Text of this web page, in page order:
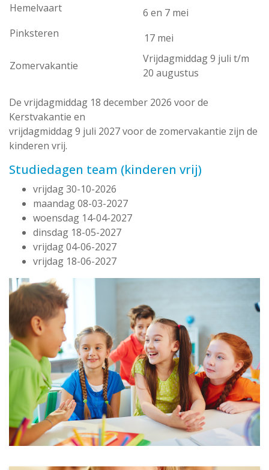
Hemelvaart
6 en 7 mei
Pinksteren
17 mei
Zomervakantie
Vrijdagmiddag 9 juli t/m
20 augustus
De vrijdagmiddag 18 december 2026 voor de
Kerstvakantie en
vrijdagmiddag 9 juli 2027 voor de zomervakantie zijn de
kinderen vrij.
Studiedagen team (kinderen vrij)
vrijdag 30-10-2026
maandag 08-03-2027
woensdag 14-04-2027
dinsdag 18-05-2027
vrijdag 04-06-2027
vrijdag 18-06-2027